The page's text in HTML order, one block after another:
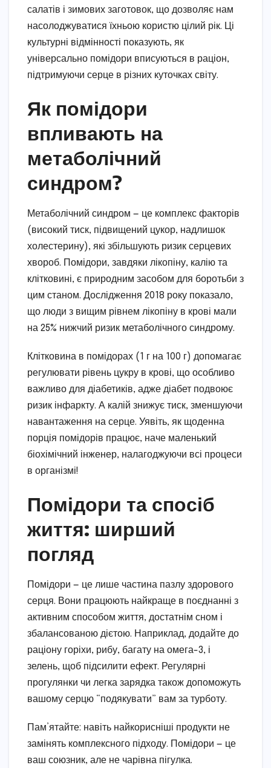
салатів і зимових заготовок, що дозволяє нам
насолоджуватися їхньою користю цілий рік. Ці
культурні відмінності показують, як
універсально помідори вписуються в раціон,
підтримуючи серце в різних куточках світу.
Як помідори
впливають на
метаболічний
синдром?
Метаболічний синдром — це комплекс факторів
(високий тиск, підвищений цукор, надлишок
холестерину), які збільшують ризик серцевих
хвороб. Помідори, завдяки лікопіну, калію та
клітковині, є природним засобом для боротьби з
цим станом. Дослідження 2018 року показало,
що люди з вищим рівнем лікопіну в крові мали
на 25% нижчий ризик метаболічного синдрому.
Клітковина в помідорах (1 г на 100 г) допомагає
регулювати рівень цукру в крові, що особливо
важливо для діабетиків, адже діабет подвоює
ризик інфаркту. А калій знижує тиск, зменшуючи
навантаження на серце. Уявіть, як щоденна
порція помідорів працює, наче маленький
біохімічний інженер, налагоджуючи всі процеси
в організмі!
Помідори та спосіб
життя: ширший
погляд
Помідори — це лише частина пазлу здорового
серця. Вони працюють найкраще в поєднанні з
активним способом життя, достатнім сном і
збалансованою дієтою. Наприклад, додайте до
раціону горіхи, рибу, багату на омега-3, і
зелень, щоб підсилити ефект. Регулярні
прогулянки чи легка зарядка також допоможуть
вашому серцю “подякувати” вам за турботу.
Пам’ятайте: навіть найкорисніші продукти не
замінять комплексного підходу. Помідори — це
ваш союзник, але не чарівна пігулка.